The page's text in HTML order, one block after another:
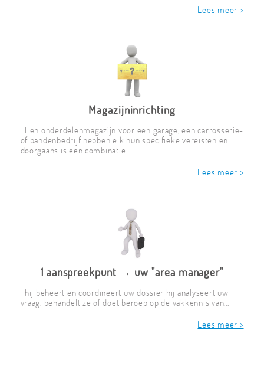
Lees meer >
Magazijninrichting
Een onderdelenmagazijn voor een garage, een carrosserie-
of bandenbedrijf hebben elk hun specifieke vereisten en
doorgaans is een combinatie...
Lees meer >
1 aanspreekpunt → uw "area manager"
hij beheert en coördineert uw dossier hij analyseert uw
vraag, behandelt ze of doet beroep op de vakkennis van...
Lees meer >